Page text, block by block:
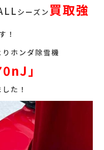
シーズン 買取強
！
りホンダ除雪機
」
た！